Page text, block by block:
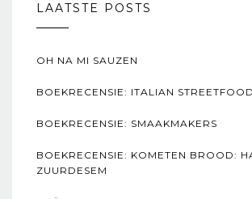
LAATSTE POSTS
OH NA MI SAUZEN
BOEKRECENSIE: ITALIAN STREETFOOD
BOEKRECENSIE: SMAAKMAKERS
BOEKRECENSIE: KOMETEN BROOD:
ZUURDESEM